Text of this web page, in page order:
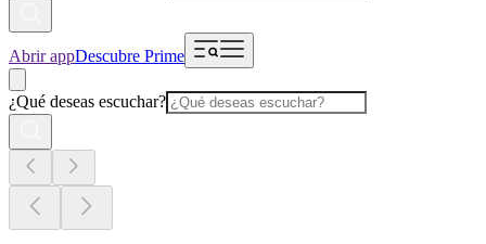
Abrir appDescubre Prime
¿Qué deseas escuchar?